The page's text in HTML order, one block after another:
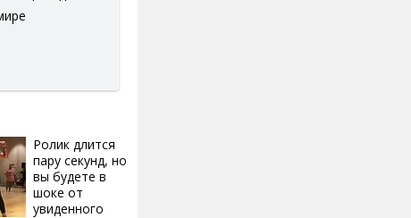
Ролик длится
пару секунд, но
вы будете в
шоке от
увиденного